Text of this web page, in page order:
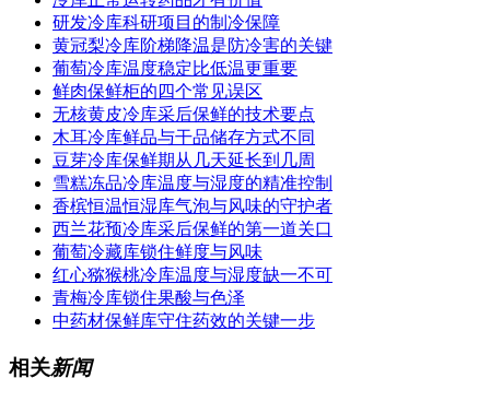
研发冷库科研项目的制冷保障
黄冠梨冷库阶梯降温是防冷害的关键
葡萄冷库温度稳定比低温更重要
鲜肉保鲜柜的四个常见误区
无核黄皮冷库采后保鲜的技术要点
木耳冷库鲜品与干品储存方式不同
豆芽冷库保鲜期从几天延长到几周
雪糕冻品冷库温度与湿度的精准控制
香槟恒温恒湿库气泡与风味的守护者
西兰花预冷库采后保鲜的第一道关口
葡萄冷藏库锁住鲜度与风味
红心猕猴桃冷库温度与湿度缺一不可
青梅冷库锁住果酸与色泽
中药材保鲜库守住药效的关键一步
相关新闻